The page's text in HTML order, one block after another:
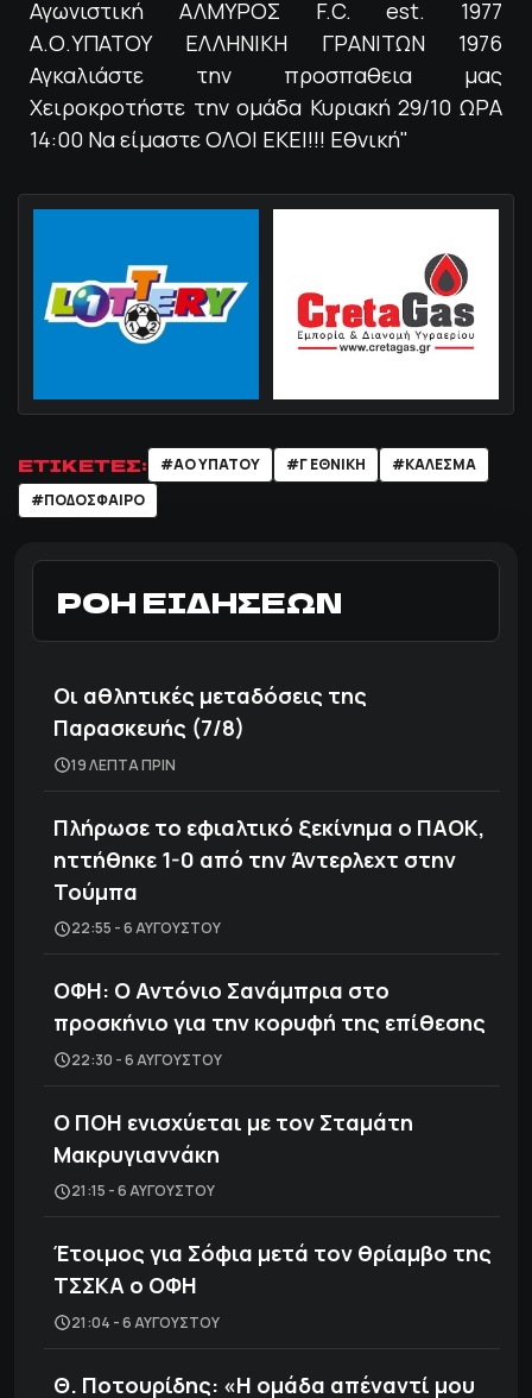
ΕΤΙΚΕΤΕΣ: #ΑΟ ΥΠΑΤΟΥ #Γ ΕΘΝΙΚΗ
#ΚΑΛΕΣΜΑ
#ΠΟΔΌΣΦΑΙΡΟ
ΡΟΗ ΕΙΔΗΣΕΩΝ
Οι αθλητικές μεταδόσεις της
Παρασκευής (7/8)
19 ΛΕΠΤΑ ΠΡΙΝ
Πλήρωσε το εφιαλτικό ξεκίνημα ο ΠΑΟΚ,
ηττήθηκε 1-0 από την Άντερλεχτ στην
Τούμπα
22:55 - 6 ΑΥΓΟΎΣΤΟΥ
ΟΦΗ: Ο Αντόνιο Σανάμπρια στο
προσκήνιο για την κορυφή της επίθεσης
22:30 - 6 ΑΥΓΟΎΣΤΟΥ
Ο ΠΟΗ ενισχύεται με τον Σταμάτη
Μακρυγιαννάκη
21:15 - 6 ΑΥΓΟΎΣΤΟΥ
Έτοιμος για Σόφια μετά τον θρίαμβο της
ΤΣΣΚΑ ο ΟΦΗ
21:04 - 6 ΑΥΓΟΎΣΤΟΥ
Θ. Ποτουρίδης: «Η ομάδα απέναντί μου